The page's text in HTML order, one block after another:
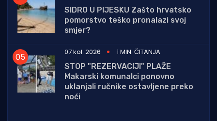
SIDRO U PIJESKU Zašto hrvatsko
pomorstvo teško pronalazi svoj
smjer?
07 kol. 2026
1 MIN. ČITANJA
STOP "REZERVACIJI" PLAŽE
Makarski komunalci ponovno
uklanjali ručnike ostavljene preko
noći